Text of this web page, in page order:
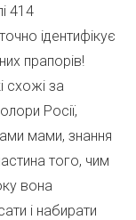
414
ідентифікує
прапорів!
схожі за
Росії,
мами, знання
того, чим
вона
і набирати